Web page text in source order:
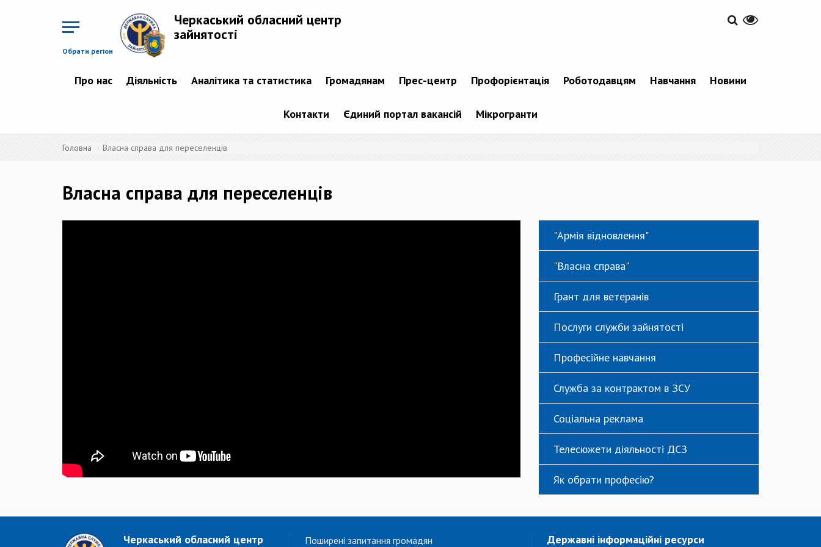
Обрати регіон
Черкаський обласний центр
зайнятості
Про нас Діяльність Аналітика та статистика Громадянам Прес-центр Профорієнтація Роботодавцям Навчання Новини
Контакти Єдиний портал вакансій Мікрогранти
Головна Власна справа для переселенців
Власна справа для переселенців
"Армія відновлення"
"Власна справа"
Грант для ветеранів
Послуги служби зайнятості
Професійне навчання
Служба за контрактом в ЗСУ
Соціальна реклама
Телесюжети діяльності ДСЗ
Як обрати професію?
Черкаський обласний центр Поширені запитання громадян Державні інформаційні ресурси